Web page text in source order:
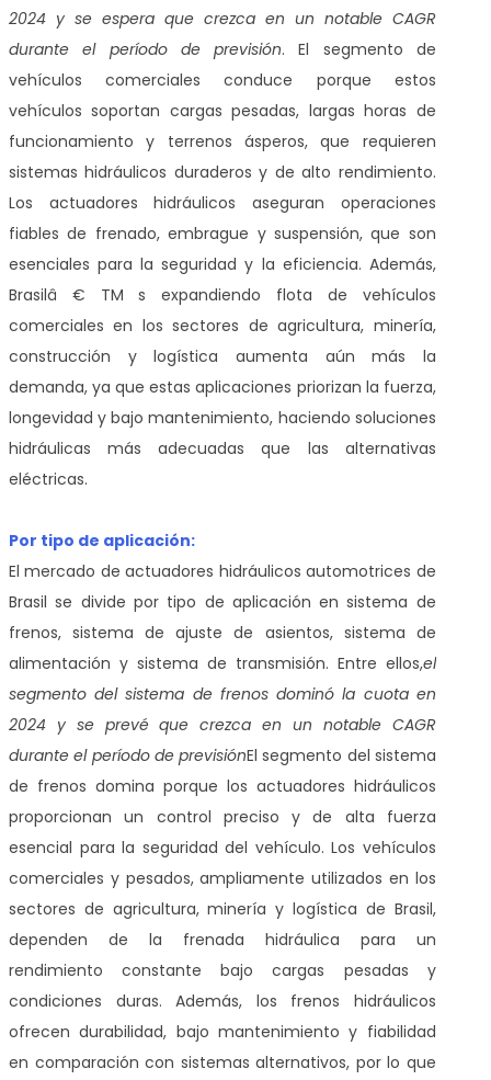
2024 y se espera que crezca en un notable CAGR
durante el período de previsión. El segmento de
vehículos comerciales conduce porque estos
vehículos soportan cargas pesadas, largas horas de
funcionamiento y terrenos ásperos, que requieren
sistemas hidráulicos duraderos y de alto rendimiento.
Los actuadores hidráulicos aseguran operaciones
fiables de frenado, embrague y suspensión, que son
esenciales para la seguridad y la eficiencia. Además,
Brasilâ € TM s expandiendo flota de vehículos
comerciales en los sectores de agricultura, minería,
construcción y logística aumenta aún más la
demanda, ya que estas aplicaciones priorizan la fuerza,
longevidad y bajo mantenimiento, haciendo soluciones
hidráulicas más adecuadas que las alternativas
eléctricas.
Por tipo de aplicación:
El mercado de actuadores hidráulicos automotrices de
Brasil se divide por tipo de aplicación en sistema de
frenos, sistema de ajuste de asientos, sistema de
alimentación y sistema de transmisión. Entre ellos,el
segmento del sistema de frenos dominó la cuota en
2024 y se prevé que crezca en un notable CAGR
durante el período de previsiónEl segmento del sistema
de frenos domina porque los actuadores hidráulicos
proporcionan un control preciso y de alta fuerza
esencial para la seguridad del vehículo. Los vehículos
comerciales y pesados, ampliamente utilizados en los
sectores de agricultura, minería y logística de Brasil,
dependen de la frenada hidráulica para un
rendimiento constante bajo cargas pesadas y
condiciones duras. Además, los frenos hidráulicos
ofrecen durabilidad, bajo mantenimiento y fiabilidad
en comparación con sistemas alternativos, por lo que